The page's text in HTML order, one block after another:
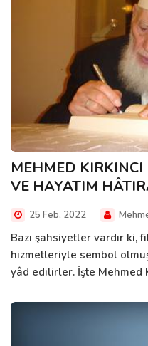
MEHMED KIRKINCI
VE HAYATIM
25 Feb, 2022
Bazı şahsiyetler vardır
hizmetleriyle sembol
yâd edilirler. İşte Mehmed